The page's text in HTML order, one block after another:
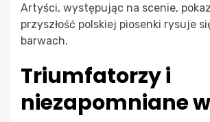
Artyści, występując na scenie,
przyszłość polskiej piosenki rysuje
barwach.
Triumfatorzy i
niezapomniane